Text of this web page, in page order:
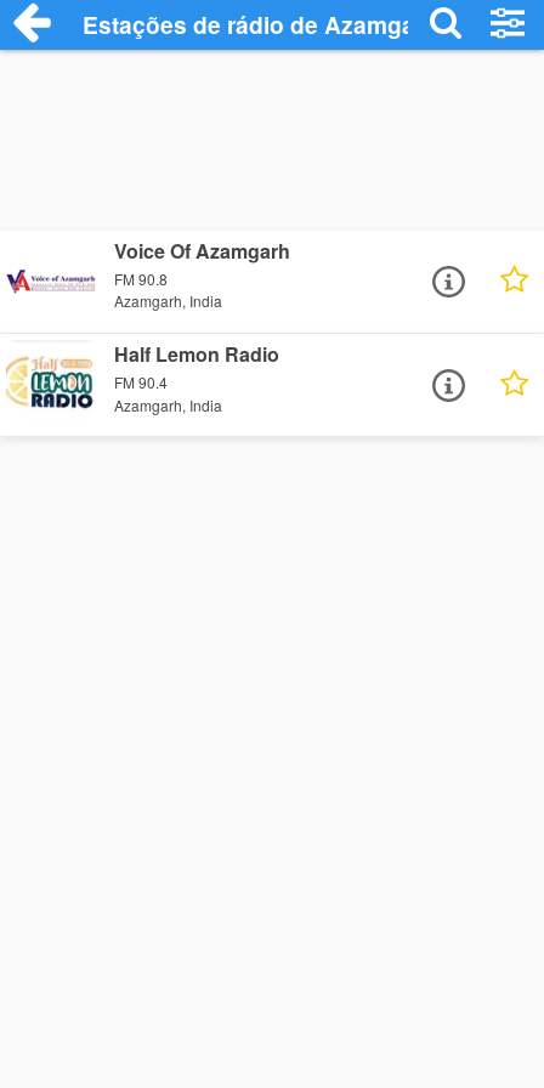
Estações de rádio de Azamgarh - Ouça
Voice Of Azamgarh
FM 90.8
Azamgarh, India
Half Lemon Radio
FM 90.4
Azamgarh, India